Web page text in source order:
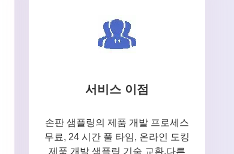
서비스 이점
손판 샘플링의 제품 개발 프로세스
무료, 24 시간 풀 타임, 온라인 도킹
제품 개발 샘플링 기술 교환.다른